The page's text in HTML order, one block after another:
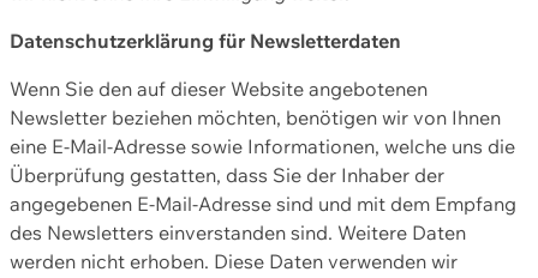
Datenschutzerklärung für Newsletterdaten
Wenn Sie den auf dieser Website angebotenen
Newsletter beziehen möchten, benötigen wir von Ihnen
eine E-Mail-Adresse sowie Informationen, welche uns die
Überprüfung gestatten, dass Sie der Inhaber der
angegebenen E-Mail-Adresse sind und mit dem Empfang
des Newsletters einverstanden sind. Weitere Daten
werden nicht erhoben. Diese Daten verwenden wir